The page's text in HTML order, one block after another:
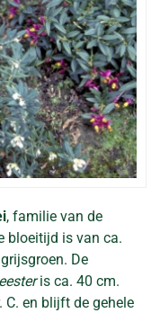
, familie van de
bloeitijd is van ca.
De
is ca. 40 cm.
C. en blijft de gehele